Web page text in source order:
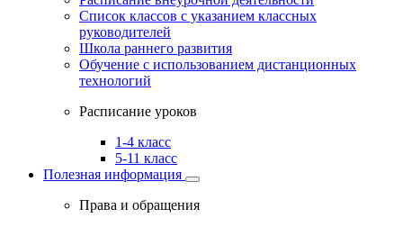
Список классов с указанием классных
руководителей
Школа раннего развития
Обучение с использованием дистанционных
технологий
Расписание уроков
1-4 класс
5-11 класс
Полезная информация
Права и обращения